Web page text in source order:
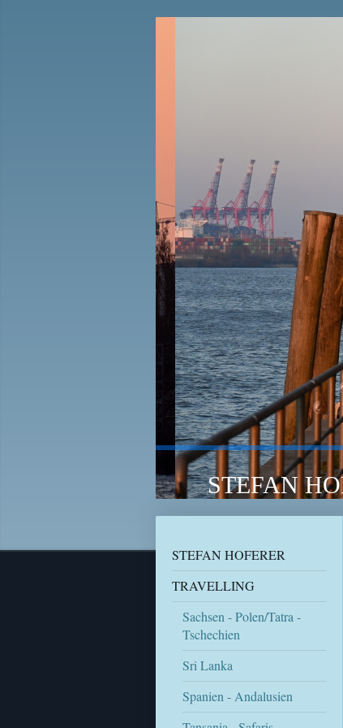
STEFAN
STEFAN HOFERER
TRAVELLING
Sachsen - Polen/Tatra -
Tschechien
Sri Lanka
Spanien - Andalusien